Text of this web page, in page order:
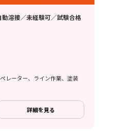
動溶接／未経験可／試験合格
レーター、ライン作業、塗装
詳細を見る